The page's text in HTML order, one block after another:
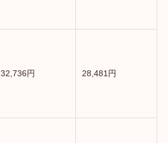
32,736円 28,481円